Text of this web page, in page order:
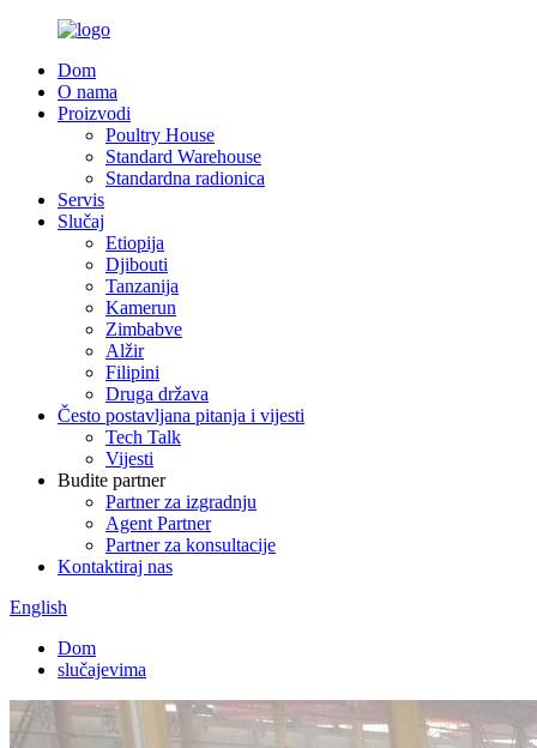
Dom
O nama
Proizvodi
Poultry House
Standard Warehouse
Standardna radionica
Servis
Slučaj
Etiopija
Djibouti
Tanzanija
Kamerun
Zimbabve
Alžir
Filipini
Druga država
Često postavljana pitanja i vijesti
Tech Talk
Vijesti
Budite partner
Partner za izgradnju
Agent Partner
Partner za konsultacije
Kontaktiraj nas
English
Dom
slučajevima